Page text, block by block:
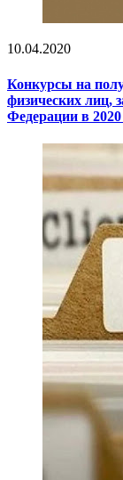
10.04.2020
Конкурсы на
физических лиц,
Федерации в 2020